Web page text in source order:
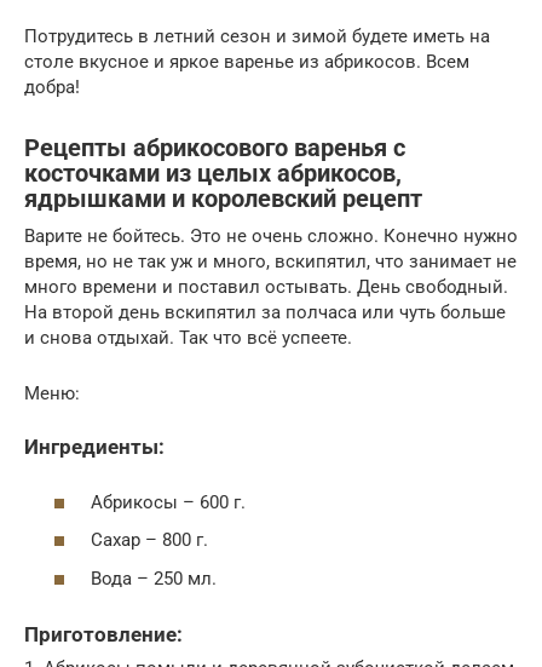
Потрудитесь в летний сезон и зимой будете иметь на
столе вкусное и яркое варенье из абрикосов. Всем
добра!
Рецепты абрикосового варенья с
косточками из целых абрикосов,
ядрышками и королевский рецепт
Варите не бойтесь. Это не очень сложно. Конечно нужно
время, но не так уж и много, вскипятил, что занимает не
много времени и поставил остывать. День свободный.
На второй день вскипятил за полчаса или чуть больше
и снова отдыхай. Так что всё успеете.
Меню:
Ингредиенты:
Абрикосы – 600 г.
Сахар – 800 г.
Вода – 250 мл.
Приготовление: